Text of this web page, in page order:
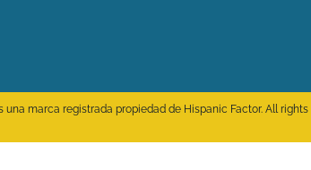
una marca registrada propiedad de Hispanic Factor. All rights